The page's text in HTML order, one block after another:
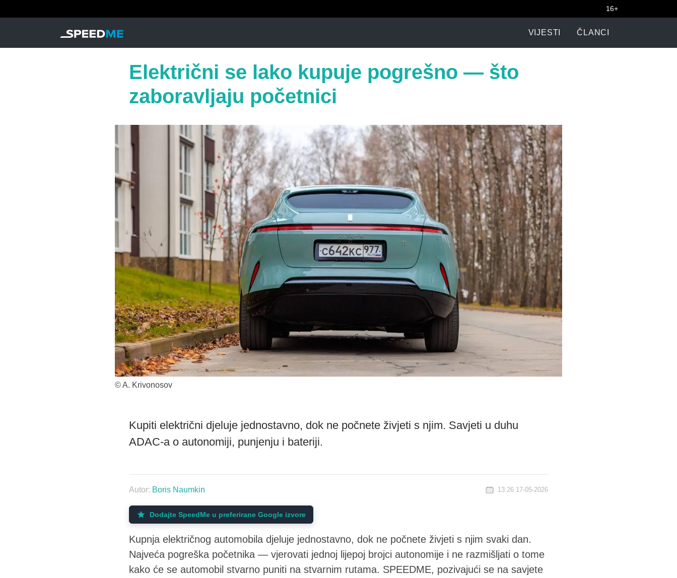
16+
VIJESTI ČLANCI
Električni se lako kupuje pogrešno — što
zaboravljaju početnici
© A. Krivonosov
Kupiti električni djeluje jednostavno, dok ne počnete živjeti s njim. Savjeti u duhu
ADAC-a o autonomiji, punjenju i bateriji.
Autor: Boris Naumkin 13:26 17-05-2026
Dodajte SpeedMe u preferirane Google izvore
Kupnja električnog automobila djeluje jednostavno, dok ne počnete živjeti s njim svaki dan.
Najveća pogreška početnika — vjerovati jednoj lijepoj brojci autonomije i ne razmišljati o tome
kako će se automobil stvarno puniti na stvarnim rutama. SPEEDME, pozivajući se na savjete